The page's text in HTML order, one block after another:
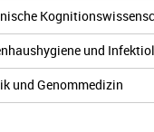
und
und Genommedizin